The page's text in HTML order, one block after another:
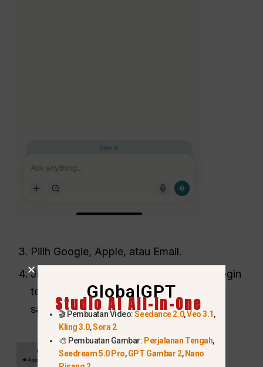
Pilih Google, Apple, atau Email.
Jika Anda memilih "Email", buka kode login
terbaru atau Magic Link di ponsel yang
sama.
GlobalGPT
Studio AI All-In-One
🎬 Pembuatan Video:Seedance 2.0,Veo 3.1,
Kling 3.0,Sora 2
🎨 Pembuatan Gambar: Perjalanan Tengah,
Seedream 5.0 Pro,GPT Gambar 2,Nano